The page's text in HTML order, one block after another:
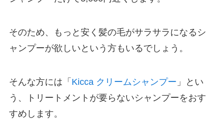
そのため、もっと安く髪の毛がサラサラになるシ
ャンプーが欲しいという方もいるでしょう。
そんな方には「 Kicca クリームシャンプー 」とい
う、トリートメントが要らないシャンプーをおす
すめします。